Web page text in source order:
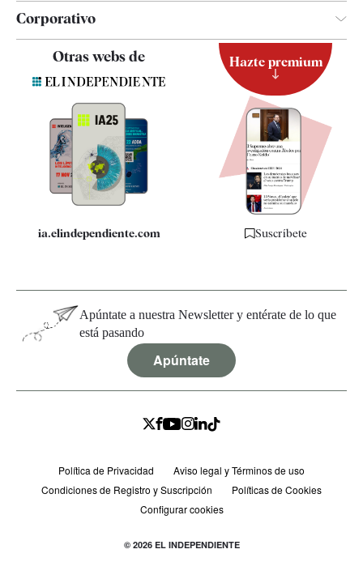
Corporativo
Contacto
Quiénes somos
Especificaciones
Otras webs de
ia.elindependiente.com
Hazte premium
Suscríbete
Apúntate a nuestra Newsletter y entérate de lo que
está pasando
Apúntate
Política de Privacidad
Aviso legal y Términos de uso
Condiciones de Registro y Suscripción
Políticas de Cookies
Configurar cookies
© 2026 EL INDEPENDIENTE